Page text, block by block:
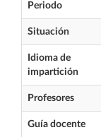
Periodo
Situación
Idioma de
impartición
Profesores
Guía docente